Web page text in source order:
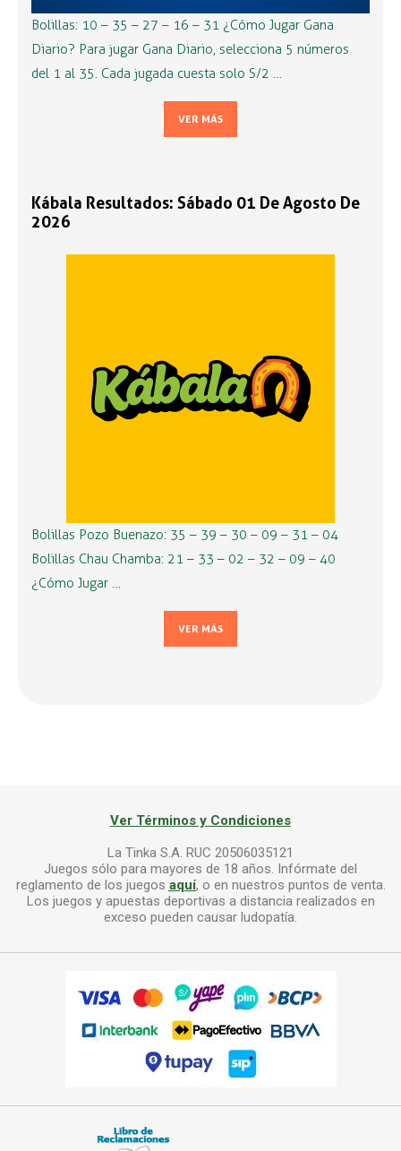
Bolillas: 10 – 35 – 27 – 16 – 31 ¿Cómo Jugar Gana
Diario? Para jugar Gana Diario, selecciona 5 números
del 1 al 35. Cada jugada cuesta solo S/2 …
VER MÁS
Kábala Resultados: Sábado 01 De Agosto De
2026
Bolillas Pozo Buenazo: 35 – 39 – 30 – 09 – 31 – 04
Bolillas Chau Chamba: 21 – 33 – 02 – 32 – 09 – 40
¿Cómo Jugar …
VER MÁS
Ver Términos y Condiciones
La Tinka S.A. RUC 20506035121
Juegos sólo para mayores de 18 años. Infórmate del
reglamento de los juegos aquí, o en nuestros puntos de venta.
Los juegos y apuestas deportivas a distancia realizados en
exceso pueden causar ludopatía.